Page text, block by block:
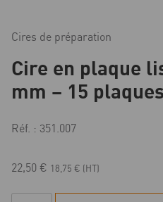
Cires de préparation
Cire en plaque
mm – 15
Réf. : 351.007
22,50 € 18,75 € (HT)